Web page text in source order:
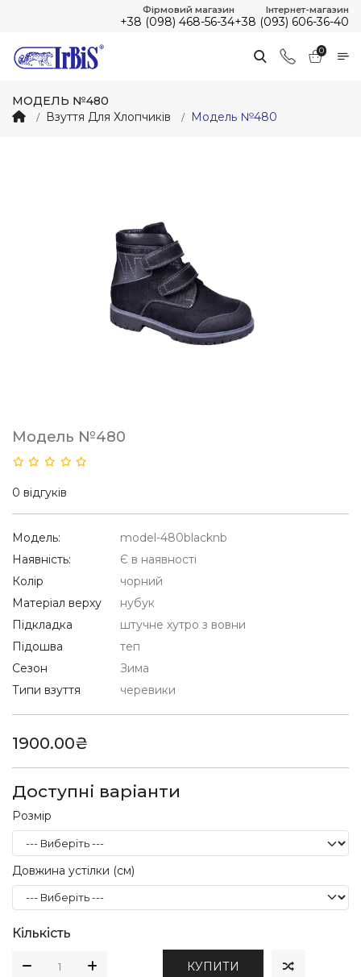
Фірмовий магазин
+38 (098) 468-56-34
Інтернет-магазин
+38 (093) 606-36-40
0
МОДЕЛЬ №480
Взуття Для Хлопчиків
Модель №480
Модель №480
0 відгуків
Модель:
model-480blacknb
Наявність:
Є в наявності
Колір
чорний
Матеріал верху
нубук
Підкладка
штучне хутро з вовни
Підошва
теп
Сезон
Зима
Типи взуття
черевики
1900.00₴
Доступні варіанти
Розмір
Довжина устілки (см)
Кількість
КУПИТИ